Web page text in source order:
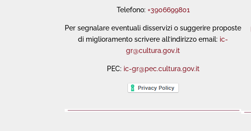
Telefono: +3906699801
Per segnalare eventuali disservizi o suggerire proposte
di miglioramento scrivere all’indirizzo email: ic-
gr@cultura.gov.it
PEC: ic-gr@pec.cultura.gov.it